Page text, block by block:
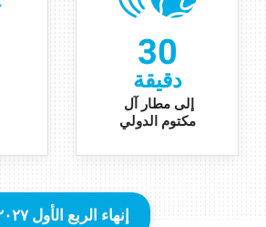
30
دقيقة
إلى مطار آل
مكتوم الدولي
إنهاء الربع الأول ۲۰۲۷